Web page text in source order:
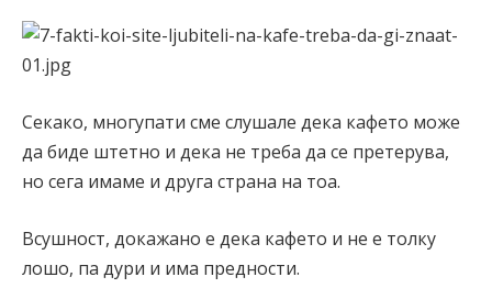
Секако, многупати сме слушале дека кафето може
да биде штетно и дека не треба да се претерува,
но сега имаме и друга страна на тоа.
Всушност, докажано е дека кафето и не е толку
лошо, па дури и има предности.